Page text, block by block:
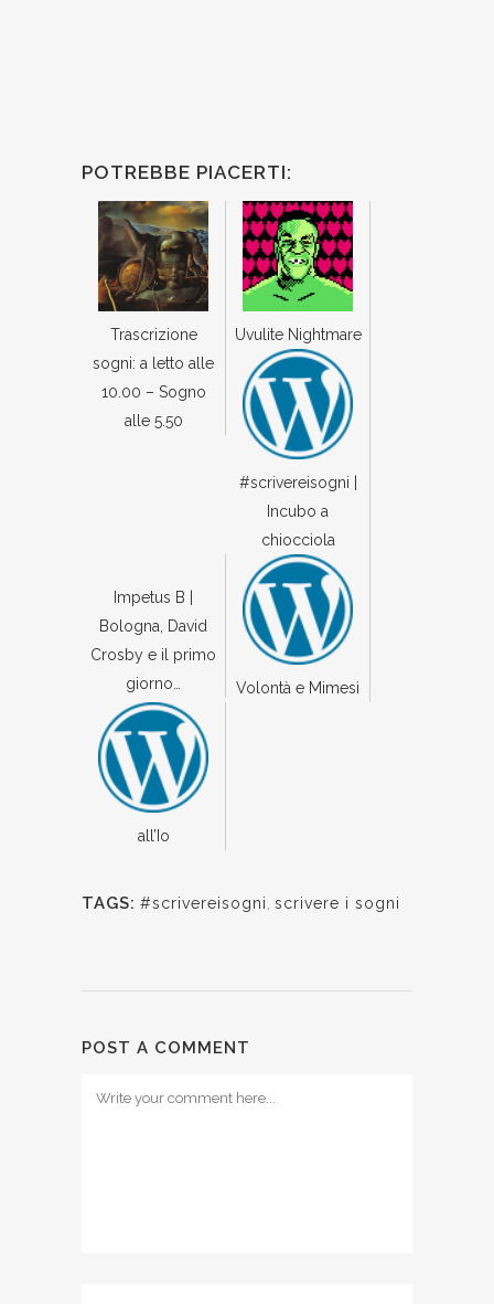
POTREBBE PIACERTI:
Trascrizione
sogni: a letto alle
10.00 – Sogno
alle 5.50
Uvulite Nightmare
#scrivereisogni |
Incubo a
chiocciola
Impetus B |
Bologna, David
Crosby e il primo
giorno…
Volontà e Mimesi
all’Io
TAGS: #scrivereisogni scrivere i sogni
POST A COMMENT